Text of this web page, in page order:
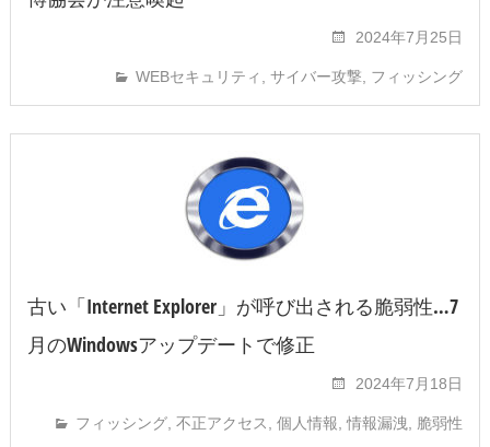
2024年7月25日
WEBセキュリティ ,サイバー攻撃 フィッシング
古い「Internet Explorer」が呼び出される脆弱性…7
月のWindowsアップデートで修正
2024年7月18日
フィッシング ,不正アクセス ,個人情報 ,情報漏洩 脆弱性